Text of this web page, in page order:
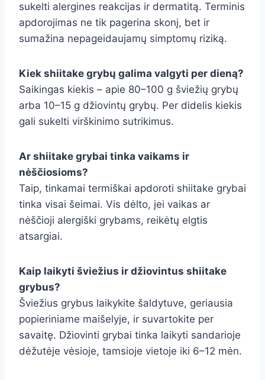
sukelti alergines reakcijas ir dermatitą. Terminis
apdorojimas ne tik pagerina skonį, bet ir
sumažina nepageidaujamų simptomų riziką.
Kiek shiitake grybų galima valgyti per dieną?
Saikingas kiekis – apie 80–100 g šviežių grybų
arba 10–15 g džiovintų grybų. Per didelis kiekis
gali sukelti virškinimo sutrikimus.
Ar shiitake grybai tinka vaikams ir
nėščiosioms?
Taip, tinkamai termiškai apdoroti shiitake grybai
tinka visai šeimai. Vis dėlto, jei vaikas ar
nėščioji alergiški grybams, reikėtų elgtis
atsargiai.
Kaip laikyti šviežius ir džiovintus shiitake
grybus?
Šviežius grybus laikykite šaldytuve, geriausia
popieriniame maišelyje, ir suvartokite per
savaitę. Džiovinti grybai tinka laikyti sandarioje
dėžutėje vėsioje, tamsioje vietoje iki 6–12 mėn.